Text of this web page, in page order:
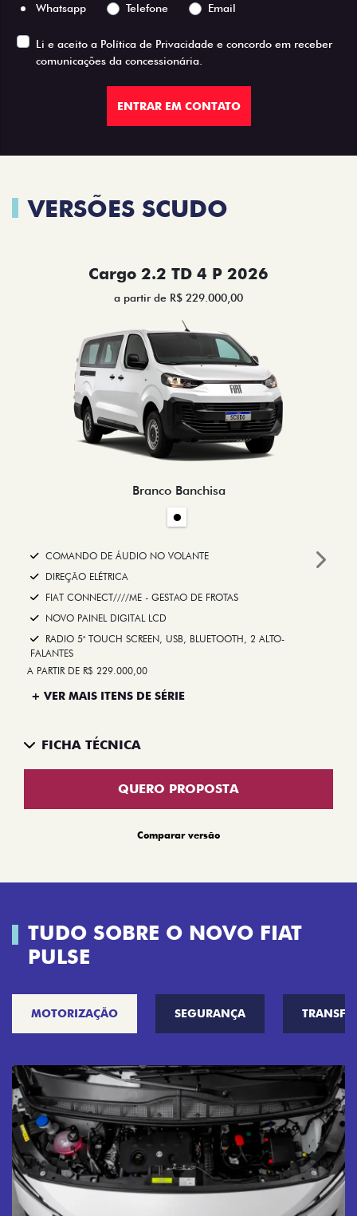
Whatsapp
Telefone Email
Li e aceito a Política de Privacidade e concordo em receber
comunicações da concessionária.
ENTRAR EM CONTATO
VERSÕES SCUDO
Cargo 2.2 TD 4 P 2026
a partir de R$ 229.000,00
Branco Banchisa
COMANDO DE ÁUDIO NO VOLANTE
DIREÇÃO ELÉTRICA
FIAT CONNECT////ME - GESTAO DE FROTAS
NOVO PAINEL DIGITAL LCD
RADIO 5" TOUCH SCREEN, USB, BLUETOOTH, 2 ALTO-
FALANTES
A PARTIR DE R$ 229.000,00
+ VER MAIS ITENS DE SÉRIE
FICHA TÉCNICA
QUERO PROPOSTA
Comparar versão
Next
TUDO SOBRE O NOVO FIAT
PULSE
MOTORIZAÇÃO SEGURANÇA